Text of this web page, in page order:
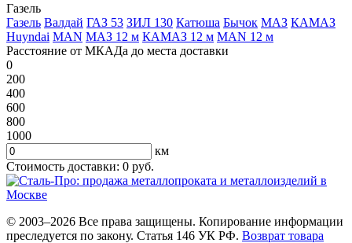
Газель
Газель Валдай ГАЗ 53 ЗИЛ 130 Катюша Бычок МАЗ КАМАЗ
Huyndai MAN МАЗ 12 м КАМАЗ 12 м MAN 12 м
Расстояние от МКАДа до места доставки
0
200
400
600
800
1000
км
Стоимость доставки: 0 руб.
© 2003–2026 Все права защищены. Копирование информации
преследуется по закону. Статья 146 УК РФ. Возврат товара